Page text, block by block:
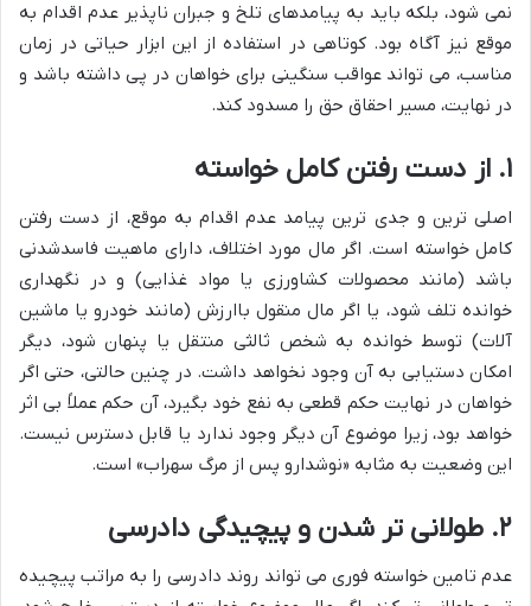
نمی شود، بلکه باید به پیامدهای تلخ و جبران ناپذیر عدم اقدام به
موقع نیز آگاه بود. کوتاهی در استفاده از این ابزار حیاتی در زمان
مناسب، می تواند عواقب سنگینی برای خواهان در پی داشته باشد و
در نهایت، مسیر احقاق حق را مسدود کند.
۱. از دست رفتن کامل خواسته
اصلی ترین و جدی ترین پیامد عدم اقدام به موقع، از دست رفتن
کامل خواسته است. اگر مال مورد اختلاف، دارای ماهیت فاسدشدنی
باشد (مانند محصولات کشاورزی یا مواد غذایی) و در نگهداری
خوانده تلف شود، یا اگر مال منقول باارزش (مانند خودرو یا ماشین
آلات) توسط خوانده به شخص ثالثی منتقل یا پنهان شود، دیگر
امکان دستیابی به آن وجود نخواهد داشت. در چنین حالتی، حتی اگر
خواهان در نهایت حکم قطعی به نفع خود بگیرد، آن حکم عملاً بی اثر
خواهد بود، زیرا موضوع آن دیگر وجود ندارد یا قابل دسترس نیست.
این وضعیت به مثابه «نوشدارو پس از مرگ سهراب» است.
۲. طولانی تر شدن و پیچیدگی دادرسی
عدم تامین خواسته فوری می تواند روند دادرسی را به مراتب پیچیده